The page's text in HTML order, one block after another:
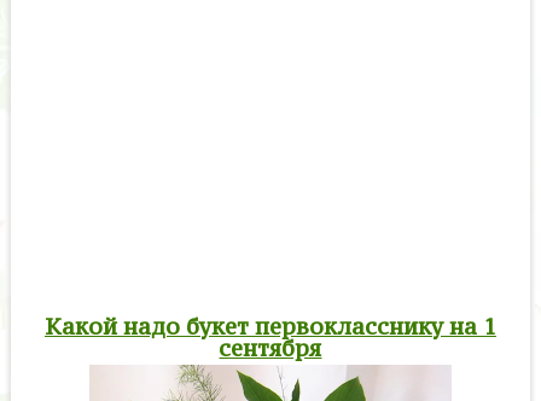
Какой надо букет первокласснику на 1
сентября